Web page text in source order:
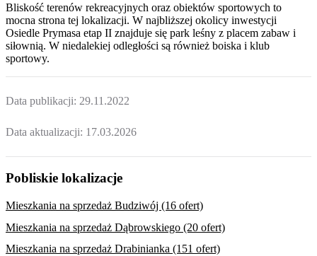
Bliskość terenów rekreacyjnych oraz obiektów sportowych to
mocna strona tej lokalizacji. W najbliższej okolicy inwestycji
Osiedle Prymasa etap II znajduje się park leśny z placem zabaw i
siłownią. W niedalekiej odległości są również boiska i klub
sportowy.
Data publikacji: 29.11.2022
Data aktualizacji: 17.03.2026
Pobliskie lokalizacje
Mieszkania na sprzedaż Budziwój (16 ofert)
Mieszkania na sprzedaż Dąbrowskiego (20 ofert)
Mieszkania na sprzedaż Drabinianka (151 ofert)